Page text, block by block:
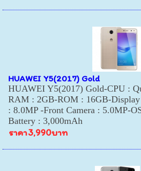
HUAWEI Y5(2017) Gold
HUAWEI Y5(2017) Gold-CPU :
RAM : 2GB-ROM : 16GB-
: 8.0MP -Front Camera : 5.0MP-
Battery : 3,000mAh
ราคา3,990บาท